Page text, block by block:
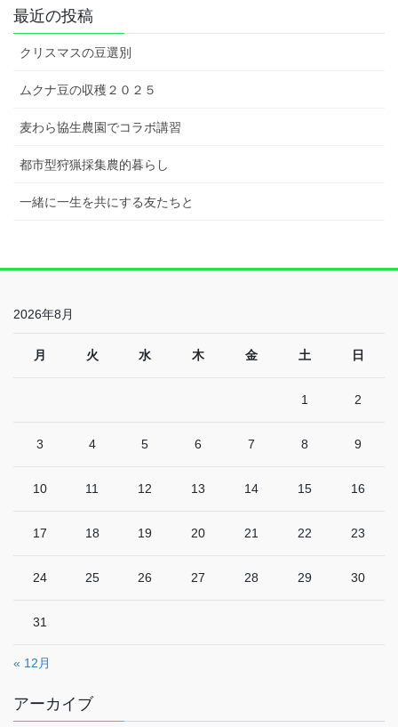
最近の投稿
クリスマスの豆選別
ムクナ豆の収穫２０２５
麦わら協生農園でコラボ講習
都市型狩猟採集農的暮らし
一緒に一生を共にする友たちと
2026年8月
月 火 水 木 金 土 日
1 2
3 4 5 6 7 8 9
10 11 12 13 14 15 16
17 18 19 20 21 22 23
24 25 26 27 28 29 30
31
« 12月
アーカイブ